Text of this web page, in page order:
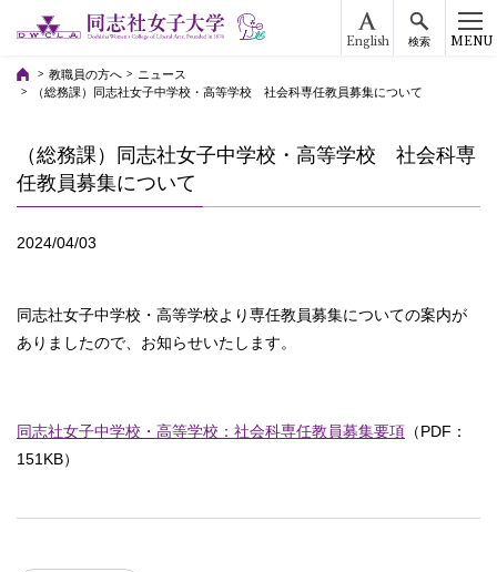
English 検索 MENU
教職員の方へ
ニュース
（総務課）同志社女子中学校・高等学校 社会科専任教員募集について
（総務課）同志社女子中学校・高等学校 社会科専
任教員募集について
2024/04/03
同志社女子中学校・高等学校より専任教員募集についての案内が
ありましたので、お知らせいたします。
同志社女子中学校・高等学校：社会科専任教員募集要項 （PDF：
151KB）